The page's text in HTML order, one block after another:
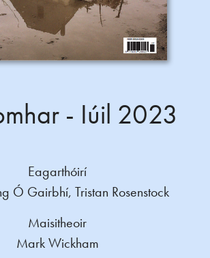
- Iúil 2023
Eagarthóirí
Ó Gairbhí, Tristan Rosenstock
Maisitheoir
Mark Wickham